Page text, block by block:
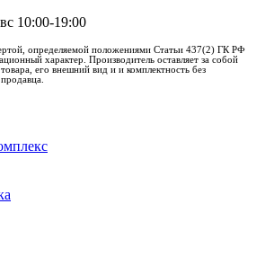
10:00-19:00
определяемой положениями Статьи 437(2) ГК РФ
характер. Производитель оставляет за собой
его внешний вид и и комплектность без